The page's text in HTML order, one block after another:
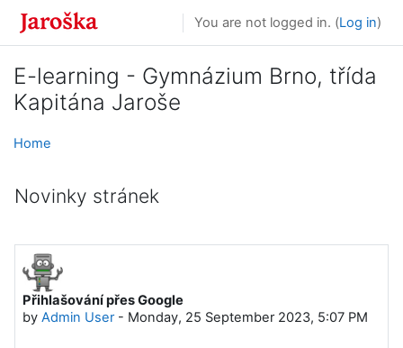
Skip to main content
You are not logged in. (Log in)
E-learning - Gymnázium Brno, třída
Kapitána Jaroše
Home
Novinky stránek
Přihlašování přes Google
by Admin User- Monday, 25 September 2023, 5:07 PM